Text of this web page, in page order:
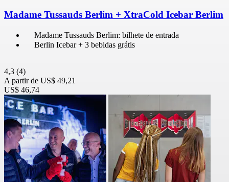
Madame Tussauds Berlim + XtraCold Icebar Berlim
Madame Tussauds Berlim: bilhete de entrada
Berlin Icebar + 3 bebidas grátis
4,3 (4)
A partir de US$ 49,21
US$ 46,74